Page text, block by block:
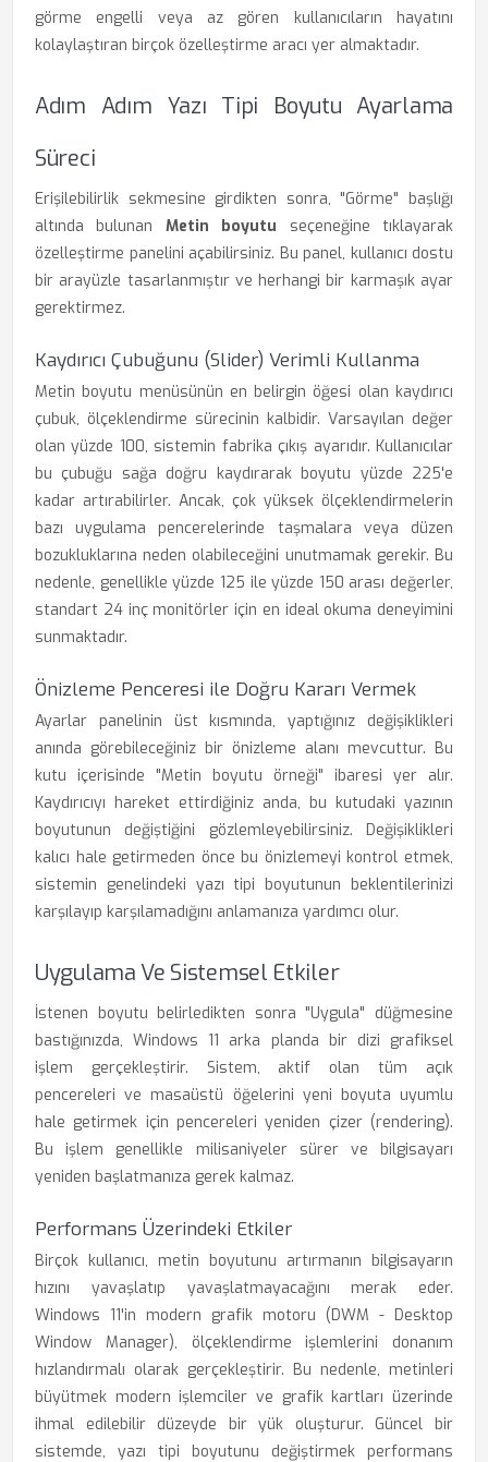
görme engelli veya az gören kullanıcıların hayatını
kolaylaştıran birçok özelleştirme aracı yer almaktadır.
Adım Adım Yazı Tipi Boyutu Ayarlama
Süreci
Erişilebilirlik sekmesine girdikten sonra, "Görme" başlığı
altında bulunan Metin boyutu seçeneğine tıklayarak
özelleştirme panelini açabilirsiniz. Bu panel, kullanıcı dostu
bir arayüzle tasarlanmıştır ve herhangi bir karmaşık ayar
gerektirmez.
Kaydırıcı Çubuğunu (Slider) Verimli Kullanma
Metin boyutu menüsünün en belirgin öğesi olan kaydırıcı
çubuk, ölçeklendirme sürecinin kalbidir. Varsayılan değer
olan yüzde 100, sistemin fabrika çıkış ayarıdır. Kullanıcılar
bu çubuğu sağa doğru kaydırarak boyutu yüzde 225'e
kadar artırabilirler. Ancak, çok yüksek ölçeklendirmelerin
bazı uygulama pencerelerinde taşmalara veya düzen
bozukluklarına neden olabileceğini unutmamak gerekir. Bu
nedenle, genellikle yüzde 125 ile yüzde 150 arası değerler,
standart 24 inç monitörler için en ideal okuma deneyimini
sunmaktadır.
Önizleme Penceresi ile Doğru Kararı Vermek
Ayarlar panelinin üst kısmında, yaptığınız değişiklikleri
anında görebileceğiniz bir önizleme alanı mevcuttur. Bu
kutu içerisinde "Metin boyutu örneği" ibaresi yer alır.
Kaydırıcıyı hareket ettirdiğiniz anda, bu kutudaki yazının
boyutunun değiştiğini gözlemleyebilirsiniz. Değişiklikleri
kalıcı hale getirmeden önce bu önizlemeyi kontrol etmek,
sistemin genelindeki yazı tipi boyutunun beklentilerinizi
karşılayıp karşılamadığını anlamanıza yardımcı olur.
Uygulama Ve Sistemsel Etkiler
İstenen boyutu belirledikten sonra "Uygula" düğmesine
bastığınızda, Windows 11 arka planda bir dizi grafiksel
işlem gerçekleştirir. Sistem, aktif olan tüm açık
pencereleri ve masaüstü öğelerini yeni boyuta uyumlu
hale getirmek için pencereleri yeniden çizer (rendering).
Bu işlem genellikle milisaniyeler sürer ve bilgisayarı
yeniden başlatmanıza gerek kalmaz.
Performans Üzerindeki Etkiler
Birçok kullanıcı, metin boyutunu artırmanın bilgisayarın
hızını yavaşlatıp yavaşlatmayacağını merak eder.
Windows 11'in modern grafik motoru (DWM - Desktop
Window Manager), ölçeklendirme işlemlerini donanım
hızlandırmalı olarak gerçekleştirir. Bu nedenle, metinleri
büyütmek modern işlemciler ve grafik kartları üzerinde
ihmal edilebilir düzeyde bir yük oluşturur. Güncel bir
sistemde, yazı tipi boyutunu değiştirmek performans